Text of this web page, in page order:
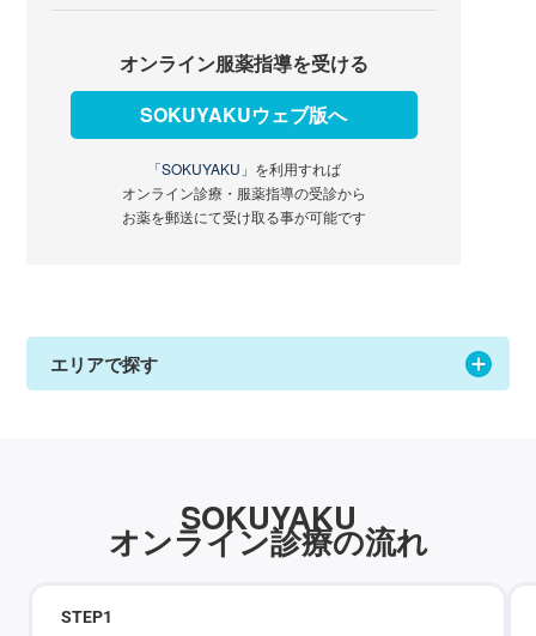
オンライン服薬指導を受ける
SOKUYAKUウェブ版へ
「SOKUYAKU」 を利用すれば
オンライン診療・服薬指導の受診から
お薬を郵送にて受け取る事が可能です
エリアで探す
SOKUYAKU
オンライン診療の流れ
STEP1